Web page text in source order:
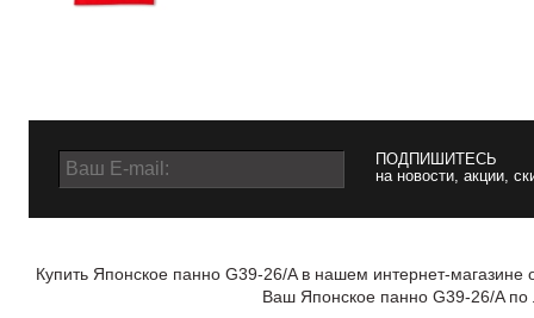
ПОДПИШИТЕСЬ
на новости, акции,
Купить Японское панно G39-26/A в нашем интернет-
Ваш Японское панно G39-26/A по